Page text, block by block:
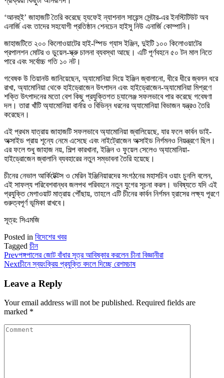
‘আনহুই’ জাহাজটি তৈরি করেছে হ্যফেই ন্যাশনাল সায়েন্স সেন্টার-এর ইনস্টিটিউট অব
এনার্জি এবং তাদের সহযোগী প্রতিষ্ঠান শেনচেন হাইসু নিউ এনার্জি কোম্পানি।
জাহাজটিতে ২০০ কিলোওয়াটের হাই-স্পিড গ্যাস ইঞ্জিন, দুইটি ১০০ কিলোওয়াটের
প্রপালশন মোটর ও ডুয়েল-স্ক্রু চালনা ব্যবস্থা আছে। এটি পূর্ণবহনে ৫০ টন মাল নিতে
পারে এবং সর্বোচ্চ গতি ১০ নট।
গবেষক উ তিয়ানউ জানিয়েছেন, অ্যামোনিয়া দিয়ে ইঞ্জিন জ্বালানো, ধীরে ধীরে জ্বলন ধরে
রাখা, অ্যামোনিয়া থেকে হাইড্রোজেন উৎপাদন এবং হাইড্রোজেন-অ্যামোনিয়া মিশ্রণে
শক্তি উৎপাদনের মতো বেশ কিছু প্রযুক্তিগত চ্যালেঞ্জ সফলভাবে পার করেছে গবেষণা
দল। তারা খাঁটি অ্যামোনিয়া বার্নার ও বিভিন্ন ধরনের অ্যামোনিয়া বিভাজন যন্ত্রও তৈরি
করেছেন।
এই প্রথম যাত্রায় জাহাজটি সফলভাবে অ্যামোনিয়া জ্বালিয়েছে, যার ফলে কার্বন ডাই-
অক্সাইড প্রায় শূন্যে নেমে এসেছে এবং নাইট্রোজেন অক্সাইড নির্গমনও নিয়ন্ত্রণে ছিল।
এর ফলে শুধু জাহাজ নয়, শিল্প কারখানা, ইঞ্জিন ও ফুয়েল সেলেও অ্যামোনিয়া-
হাইড্রোজেন জ্বালানি ব্যবহারের নতুন সম্ভাবনা তৈরি হয়েছে।
চীনের নেভাল আর্কিটেক্টস ও মেরিন ইঞ্জিনিয়ারদের সংগঠনের মহাসচিব ওয়াং চুনলি বলেন,
এই সাফল্য পরিবেশবান্ধব জলপথ পরিবহনে নতুন যুগের সূচনা করল। ভবিষ্যতে যদি এই
প্রযুক্তি মেগাওয়াট মাত্রায় পৌঁছায়, তাহলে এটি চীনের কার্বন নির্গমন হ্রাসের লক্ষ্য পূরণে
গুরুত্বপূর্ণ ভূমিকা রাখবে।
সূত্র: সিএমজি
Posted in বিদেশের খবর
Tagged চীন
Prevপঙ্গপালের জোট বাঁধার সূত্র আবিষ্কার করলেন চীনা বিজ্ঞানীরা
Nextচীনে স্বয়ংক্রিয় প্রযুক্তি বদলে দিচ্ছে রেশমচাষ
Leave a Reply
Your email address will not be published. Required fields are
marked *